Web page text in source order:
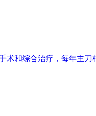
术和综合治疗，每年主刀